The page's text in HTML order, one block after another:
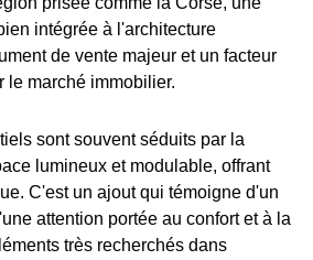
intégrée à l'architecture
de vente majeur et un facteur
le marché immobilier.
sont souvent séduits par la
lumineux et modulable, offrant
C'est un ajout qui témoigne d'un
attention portée au confort et à la
très recherchés dans